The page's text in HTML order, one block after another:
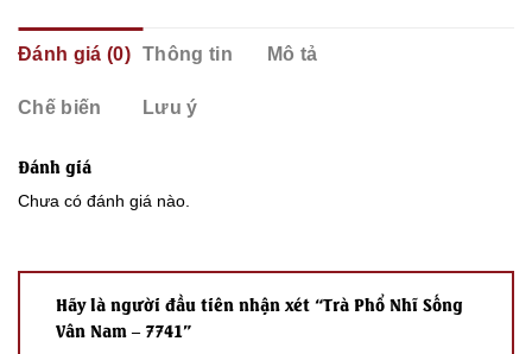
Đánh giá (0) Thông tin Mô tả
Chế biến Lưu ý
Đánh giá
Chưa có đánh giá nào.
Hãy là người đầu tiên nhận xét “Trà Phổ Nhĩ Sống
Vân Nam – 7741”